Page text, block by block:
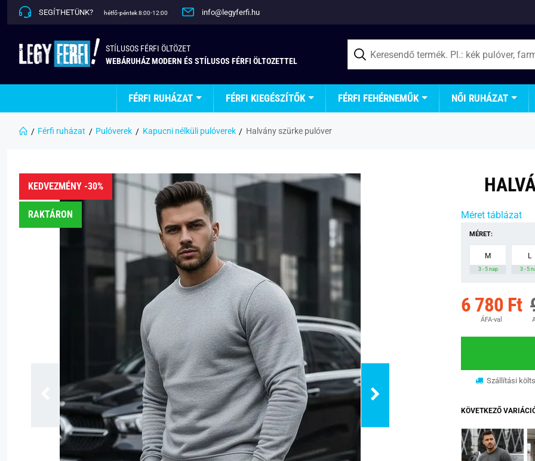
SEGÍTHETÜNK? hétfő-péntek 8:00-12:00 info@legyferfi.hu
STÍLUSOS FÉRFI ÖLTÖZET
WEBÁRUHÁZ MODERN ÉS STÍLUSOS FÉRFI ÖLTOZETTEL
FÉRFI RUHÁZAT FÉRFI KIEGÉSZÍTŐK FÉRFI FEHÉRNEMŰK NŐI RUHÁZAT
Férfi ruházat Pulóverek Kapucni nélküli pulóverek Halvány szürke pulóver
KEDVEZMÉNY -30%
RAKTÁRON Méret táblázat
MÉRET:
M
3 - 5 nap
L
3 - 5
6 780 Ft
ÁFA-val
Szállítási
KÖVETKEZŐ